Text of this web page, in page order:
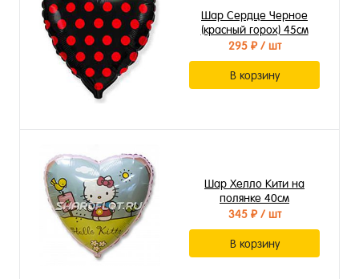
Шар Сердце Черное
(красный горох) 45см
295 ₽/ шт
В корзину
Шар Хелло Кити на
полянке 40см
345 ₽/ шт
В корзину